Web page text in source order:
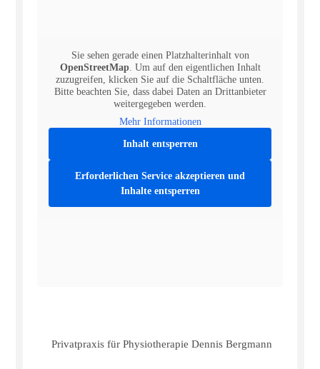
Sie sehen gerade einen Platzhalterinhalt von
OpenStreetMap. Um auf den eigentlichen Inhalt
zuzugreifen, klicken Sie auf die Schaltfläche unten.
Bitte beachten Sie, dass dabei Daten an Drittanbieter
weitergegeben werden.
Mehr Informationen
Inhalt entsperren
Erforderlichen Service akzeptieren und
Inhalte entsperren
Privatpraxis für Physiotherapie Dennis Bergmann